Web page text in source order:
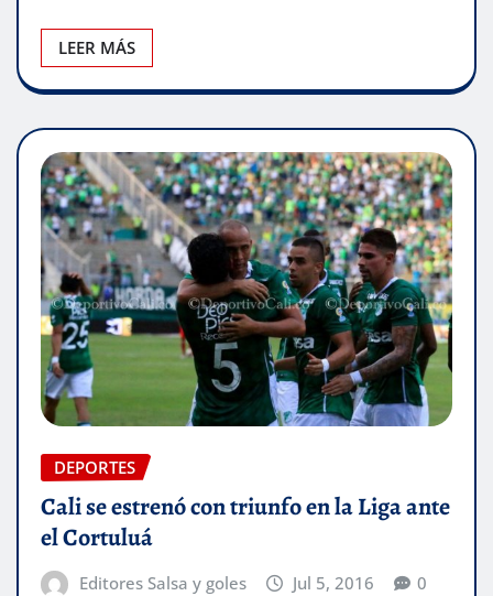
LEER MÁS
DEPORTES
Cali se estrenó con triunfo en la Liga ante
el Cortuluá
Editores Salsa y goles Jul 5, 2016 0